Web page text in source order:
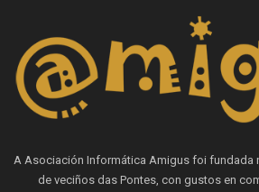
A Asociación Informática Amigus foi fundada
de veciños das Pontes, con gustos en